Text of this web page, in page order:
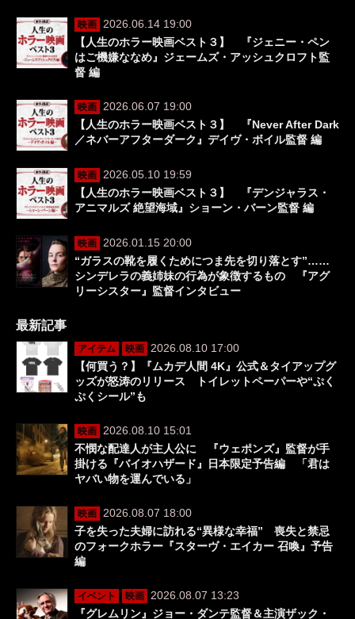
映画
2026.06.14 19:00
【人生のホラー映画ベスト３】 『ジェニー・ペン
はご機嫌ななめ』ジェームズ・アッシュクロフト監
督 編
映画
2026.06.07 19:00
【人生のホラー映画ベスト３】 『Never After Dark
／ネバーアフターダーク』デイヴ・ボイル監督 編
映画
2026.05.10 19:59
【人生のホラー映画ベスト３】 『デンジャラス・
アニマルズ 絶望海域』ショーン・バーン監督 編
映画
2026.01.15 20:00
“ガラスの靴を履くためにつま先を切り落とす”……
シンデレラの義姉妹の行為が象徴するもの 『アグ
リーシスター』監督インタビュー
最新記事
アイテム 映画
2026.08.10 17:00
【何買う？】『ムカデ人間 4K』公式＆タイアップグ
ッズが怒涛のリリース トイレットペーパーや“ぷく
ぷくシール”も
映画
2026.08.10 15:01
不憫な配達人が主人公に 『ウェポンズ』監督が手
掛ける『バイオハザード』日本限定予告編 「君は
ヤバい物を運んでいる」
映画
2026.08.07 18:00
子を失った夫婦に訪れる“異様な幸福” 喪失と禁忌
のフォークホラー『スターヴ・エイカー 召喚』予告
編
イベント 映画
2026.08.07 13:23
『グレムリン』ジョー・ダンテ監督＆主演ザック・